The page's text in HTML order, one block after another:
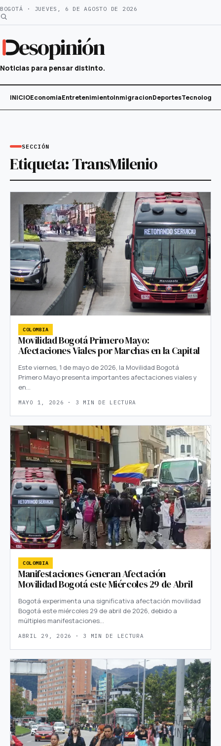
Saltar
al
BOGOTÁ · JUEVES, 6 DE AGOSTO DE 2026
esopinión
Noticias para pensar distinto.
INICIOEconomiaEntretenimientoInmigracionDeportesTecnología
SECCIÓN
Etiqueta:TransMilenio
COLOMBIA
Movilidad Bogotá Primero Mayo:
Afectaciones Viales por Marchas en la Capital
Este viernes, 1 de mayo de 2026, la Movilidad Bogotá
Primero Mayo presenta importantes afectaciones viales y
en…
MAYO 1, 2026 · 3 MIN DE LECTURA
COLOMBIA
Manifestaciones Generan Afectación
Movilidad Bogotá este Miércoles 29 de Abril
Bogotá experimenta una significativa afectación movilidad
Bogotá este miércoles 29 de abril de 2026, debido a
múltiples manifestaciones…
ABRIL 29, 2026 · 3 MIN DE LECTURA